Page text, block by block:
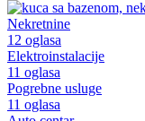
Nekretnine
12 oglasa
Elektroinstalacije
11 oglasa
Pogrebne usluge
11 oglasa